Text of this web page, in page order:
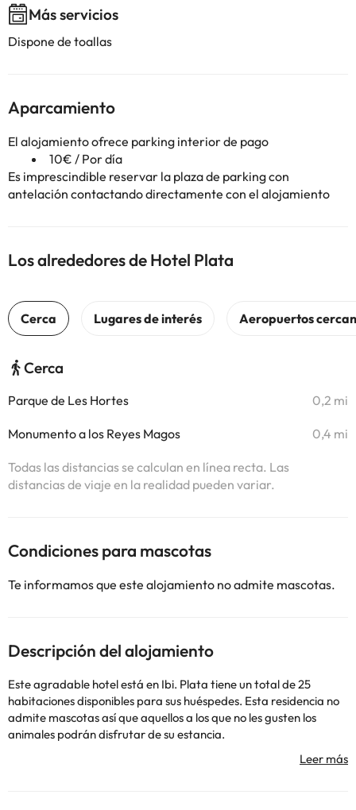
Más servicios
Dispone de toallas
Aparcamiento
El alojamiento ofrece parking interior de pago
10€ / Por día
Es imprescindible reservar la plaza de parking con
antelación contactando directamente con el alojamiento
Los alrededores de Hotel Plata
Cerca
Parque de Les Hortes 0,2 mi
Monumento a los Reyes Magos 0,4 mi
Todas las distancias se calculan en línea recta. Las
distancias de viaje en la realidad pueden variar.
Condiciones para mascotas
Te informamos que este alojamiento no admite mascotas.
Descripción del alojamiento
Este agradable hotel está en Ibi. Plata tiene un total de 25
habitaciones disponibles para sus huéspedes. Esta residencia no
admite mascotas así que aquellos a los que no les gusten los
animales podrán disfrutar de su estancia.